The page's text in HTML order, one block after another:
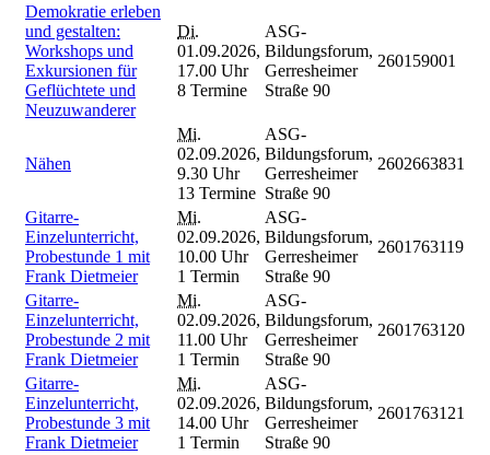
Demokratie erleben
und gestalten:
Workshops und
Exkursionen für
Geflüchtete und
Neuzuwanderer
Di.
01.09.2026,
17.00 Uhr
8 Termine
ASG-
Bildungsforum,
Gerresheimer
Straße 90
260159001
Nähen
Mi.
02.09.2026,
9.30 Uhr
13 Termine
ASG-
Bildungsforum,
Gerresheimer
Straße 90
2602663831
Gitarre-
Einzelunterricht,
Probestunde 1 mit
Frank Dietmeier
Mi.
02.09.2026,
10.00 Uhr
1 Termin
ASG-
Bildungsforum,
Gerresheimer
Straße 90
2601763119
Gitarre-
Einzelunterricht,
Probestunde 2 mit
Frank Dietmeier
Mi.
02.09.2026,
11.00 Uhr
1 Termin
ASG-
Bildungsforum,
Gerresheimer
Straße 90
2601763120
Gitarre-
Einzelunterricht,
Probestunde 3 mit
Frank Dietmeier
Mi.
02.09.2026,
14.00 Uhr
1 Termin
ASG-
Bildungsforum,
Gerresheimer
Straße 90
2601763121